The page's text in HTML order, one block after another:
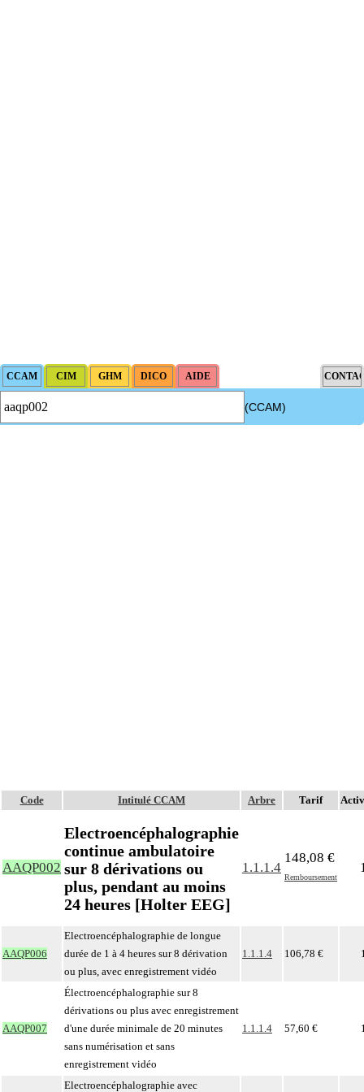
(CCAM)
Code Intitulé CCAM Arbre Tarif
AAQP002
Electroencéphalographie
continue ambulatoire
sur 8 dérivations ou
plus, pendant au moins
24 heures [Holter EEG]
1.1.1.4
148,08 €
Remboursement
AAQP006
Electroencéphalographie de longue
durée de 1 à 4 heures sur 8 dérivation
ou plus, avec enregistrement vidéo
1.1.1.4 106,78 €
AAQP007
Électroencéphalographie sur 8
dérivations ou plus avec enregistrement
d'une durée minimale de 20 minutes
sans numérisation et sans
enregistrement vidéo
1.1.1.4 57,60 €
Electroencéphalographie avec